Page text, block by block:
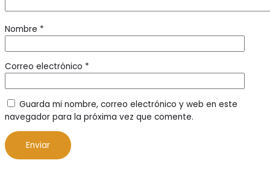
Nombre *
Correo electrónico *
Guarda mi nombre, correo electrónico y web en este
navegador para la próxima vez que comente.